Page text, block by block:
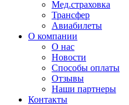
Мед.страховка
Трансфер
Авиабилеты
О компании
О нас
Новости
Способы оплаты
Отзывы
Наши партнеры
Контакты